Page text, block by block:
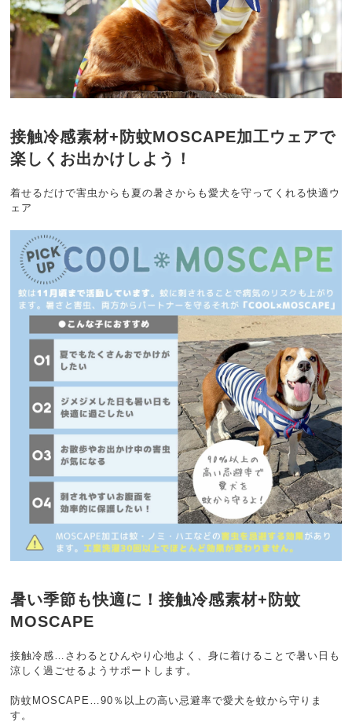
接触冷感素材+防蚊MOSCAPE加工ウェアで
楽しくお出かけしよう！
着せるだけで害虫からも夏の暑さからも愛犬を守ってくれる快適ウ
ェア
暑い季節も快適に！接触冷感素材+防蚊
MOSCAPE
接触冷感…さわるとひんやり心地よく、身に着けることで暑い日も
涼しく過ごせるようサポートします。
防蚊MOSCAPE…90％以上の高い忌避率で愛犬を蚊から守りま
す。